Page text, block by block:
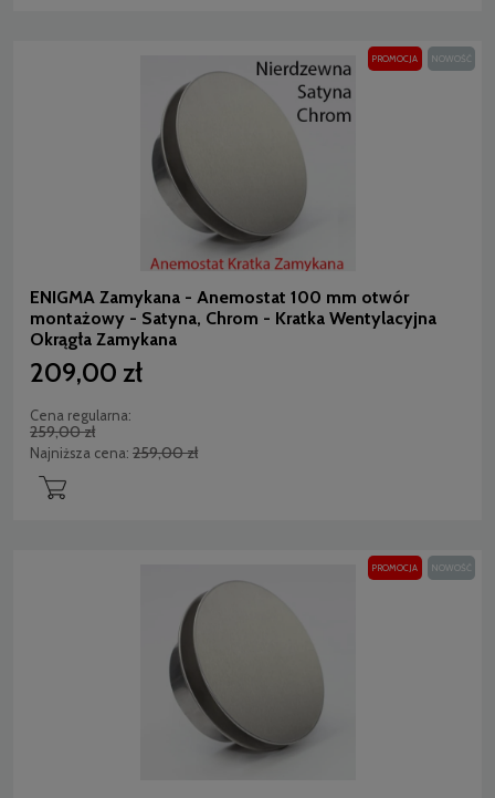
ENIGMA Zamykana - Anemostat 100 mm otwór
montażowy - Satyna, Chrom - Kratka Wentylacyjna
Okrągła Zamykana
209,00 zł
Cena regularna:
259,00 zł
Najniższa cena: 259,00 zł
PROMOCJA NOWOŚĆ
PROMOCJA NOWOŚĆ